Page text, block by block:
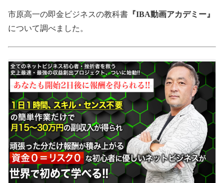
市原高一の即金ビジネスの教科書 『IBA動画アカデミー』
について調べました。